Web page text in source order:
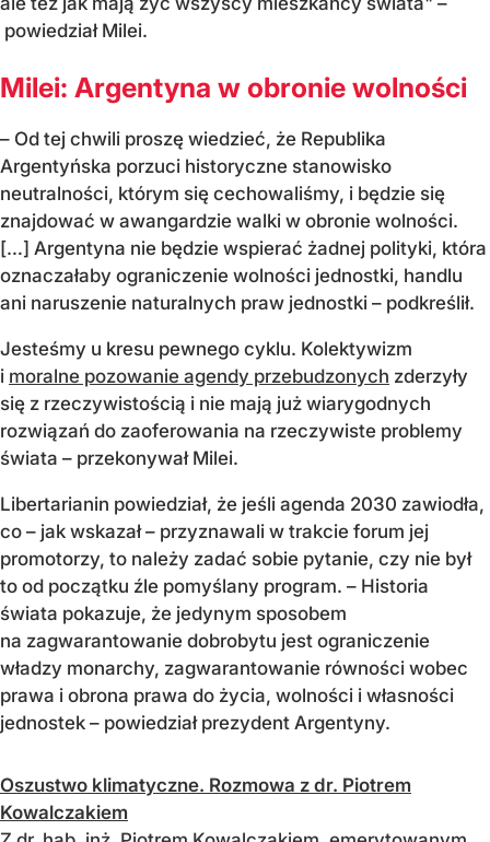
powiedział Milei.
Milei: Argentyna w obronie wolności
– Od tej chwili proszę wiedzieć, że Republika
Argentyńska porzuci historyczne stanowisko
neutralności, którym się cechowaliśmy, i będzie się
znajdować w awangardzie walki w obronie wolności.
[…] Argentyna nie będzie wspierać żadnej polityki, która
oznaczałaby ograniczenie wolności jednostki, handlu
ani naruszenie naturalnych praw jednostki – podkreślił.
Jesteśmy u kresu pewnego cyklu. Kolektywizm
i moralne pozowanie agendy przebudzonych zderzyły
się z rzeczywistością i nie mają już wiarygodnych
rozwiązań do zaoferowania na rzeczywiste problemy
świata – przekonywał Milei.
Libertarianin powiedział, że jeśli agenda 2030 zawiodła,
co – jak wskazał – przyznawali w trakcie forum jej
promotorzy, to należy zadać sobie pytanie, czy nie był
to od początku źle pomyślany program. – Historia
świata pokazuje, że jedynym sposobem
na zagwarantowanie dobrobytu jest ograniczenie
władzy monarchy, zagwarantowanie równości wobec
prawa i obrona prawa do życia, wolności i własności
jednostek – powiedział prezydent Argentyny.
Oszustwo klimatyczne. Rozmowa z dr. Piotrem
Kowalczakiem